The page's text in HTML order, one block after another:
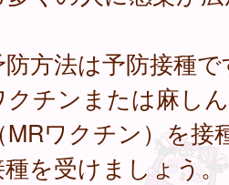
方法は予防接種
クチンまたは麻し
ワクチン）を接
を受けましょう。